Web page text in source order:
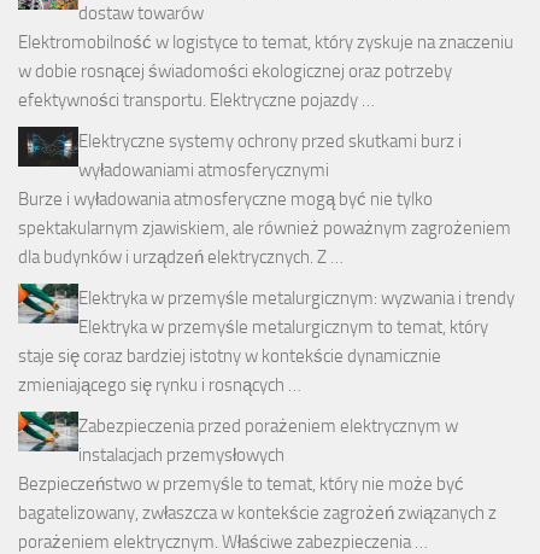
dostaw towarów
Elektromobilność w logistyce to temat, który zyskuje na znaczeniu
w dobie rosnącej świadomości ekologicznej oraz potrzeby
efektywności transportu. Elektryczne pojazdy …
Elektryczne systemy ochrony przed skutkami burz i
wyładowaniami atmosferycznymi
Burze i wyładowania atmosferyczne mogą być nie tylko
spektakularnym zjawiskiem, ale również poważnym zagrożeniem
dla budynków i urządzeń elektrycznych. Z …
Elektryka w przemyśle metalurgicznym: wyzwania i trendy
Elektryka w przemyśle metalurgicznym to temat, który
staje się coraz bardziej istotny w kontekście dynamicznie
zmieniającego się rynku i rosnących …
Zabezpieczenia przed porażeniem elektrycznym w
instalacjach przemysłowych
Bezpieczeństwo w przemyśle to temat, który nie może być
bagatelizowany, zwłaszcza w kontekście zagrożeń związanych z
porażeniem elektrycznym. Właściwe zabezpieczenia …